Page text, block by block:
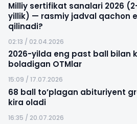
Milliy sertifikat sanalari 2026
yillik) — rasmiy jadval qachon
qilinadi?
02:13 / 02.04.2026
2026-yilda eng past ball bilan
boladigan OTMlar
15:09 / 17.07.2026
68 ball to’plagan abituriyent
kira oladi
16:35 / 20.07.2026